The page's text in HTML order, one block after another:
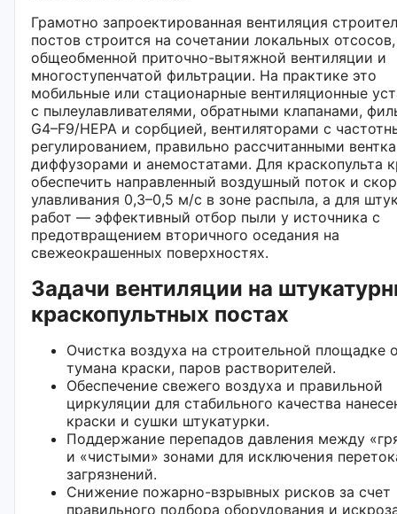
Грамотно запроектированная вентиляция
постов строится на сочетании локальных отсосов,
общеобменной приточно-вытяжной вентиляции и
многоступенчатой фильтрации. На практике это
мобильные или стационарные вентиляционные
с пылеулавливателями, обратными клапанами,
G4–F9/HEPA и сорбцией, вентиляторами с
регулированием, правильно рассчитанными
диффузорами и анемостатами. Для краскопульта
обеспечить направленный воздушный поток и
улавливания 0,3–0,5 м/с в зоне распыла, а для
работ — эффективный отбор пыли у источника с
предотвращением вторичного оседания на
свежеокрашенных поверхностях.
Задачи вентиляции на
краскопультных постах
Очистка воздуха на строительной площадке
тумана краски, паров растворителей.
Обеспечение свежего воздуха и правильной
циркуляции для стабильного качества
краски и сушки штукатурки.
Поддержание перепадов давления между
и «чистыми» зонами для исключения
загрязнений.
Снижение пожарно-взрывных рисков за счет
правильного подбора оборудования и